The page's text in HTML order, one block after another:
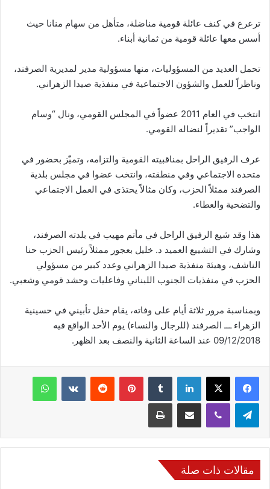
ترعرع في كنف عائلة قومية مناضلة، متأهل من سهام منانا حيث
أسس معها عائلة قومية من ثمانية أبناء.
تحمل العديد من المسؤوليات، منها مسؤولية مدير لمديرية الصرفند،
وناظراً للعمل والشؤون الاجتماعية في منفذية صيدا الزهراني.
انتخب في العام 2011 عضواً في المجلس القومي، ونال “وسام
الواجب” تقديراً لنضاله القومي.
عرف الرفيق الراحل بمناقبيته القومية والتزامه، وتميّز بحضور في
متحده الاجتماعي وفي منطقته، وانتخب عضوا في مجلس بلدية
الصرفند ممثلاً الحزب، وكان مثالاً يحتذى في العمل الاجتماعي
والتضحية والعطاء.
هذا وقد شيع الرفيق الراحل في مأتم مهيب في بلدته الصرفند،
وشارك في التشييع العميد د. خليل بعجور ممثلاً رئيس الحزب حنا
الناشف، وهيئة منفذية صيدا الزهراني وعدد كبير من مسؤولي
الحزب في منفذيات الجنوب اللبناني وفاعليات وحشد قومي وشعبي.
وبمناسبة مرور ثلاثة أيام على وفاته، يقام حفل تأبيني في حسينية
الزهراء ـــ الصرفند (للرجال والنساء) يوم الأحد الواقع فيه
09/12/2018 عند الساعة الثانية والنصف بعد الظهر.
فيسبوك لينكدإن بينتيريست
مقالات ذات صلة